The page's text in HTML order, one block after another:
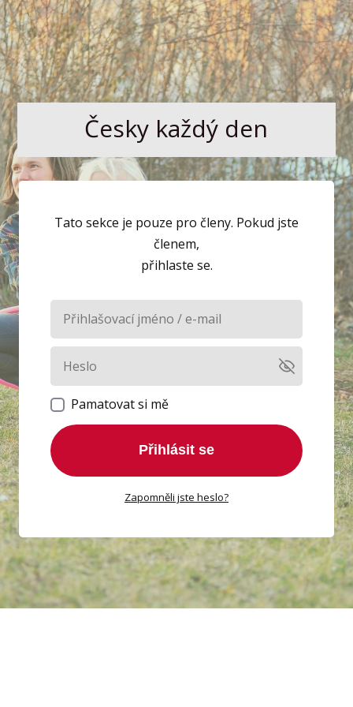
Česky každý den
Tato sekce je pouze pro členy. Pokud jste
členem,
přihlaste se.
Pamatovat si mě
Přihlásit se
Zapomněli jste heslo?